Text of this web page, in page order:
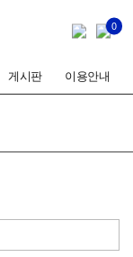
0
게시판 이용안내